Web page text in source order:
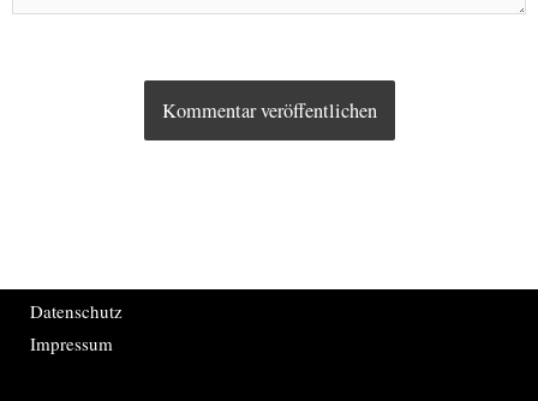
Datenschutz
Impressum